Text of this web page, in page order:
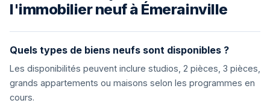
l'immobilier neuf à Émerainville
Quels types de biens neufs sont disponibles ?
Les disponibilités peuvent inclure studios, 2 pièces, 3 pièces,
grands appartements ou maisons selon les programmes en
cours.